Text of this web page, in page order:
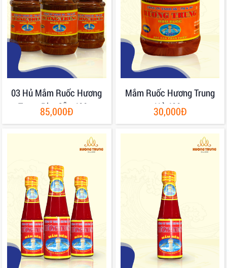
03 Hủ Mắm Ruốc Hương
Trung Pha Sẵn 400gr
85,000Đ
Mắm Ruốc Hương Trung
Hủ 400g
30,000Đ